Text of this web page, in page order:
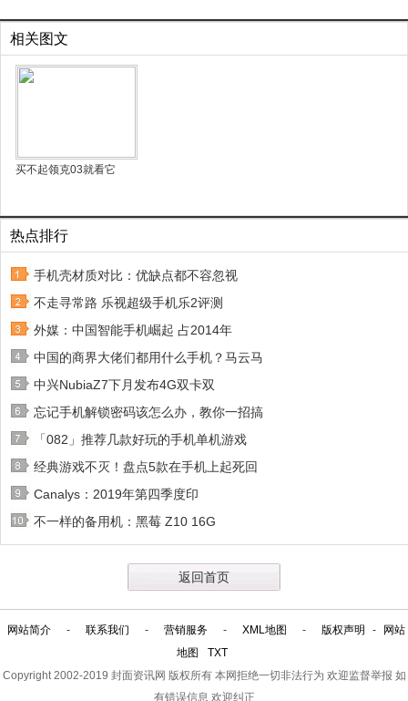
相关图文
买不起领克03就看它
热点排行
手机壳材质对比：优缺点都不容忽视
不走寻常路 乐视超级手机乐2评测
外媒：中国智能手机崛起 占2014年
中国的商界大佬们都用什么手机？马云马
中兴NubiaZ7下月发布4G双卡双
忘记手机解锁密码该怎么办，教你一招搞
「082」推荐几款好玩的手机单机游戏
经典游戏不灭！盘点5款在手机上起死回
Canalys：2019年第四季度印
不一样的备用机：黑莓 Z10 16G
返回首页
网站简介 - 联系我们 - 营销服务 - XML地图 - 版权声明 -
网站
地图
TXT
Copyright 2002-2019 封面资讯网 版权所有 本网拒绝一切非法行为 欢迎监督举报 如
有错误信息 欢迎纠正